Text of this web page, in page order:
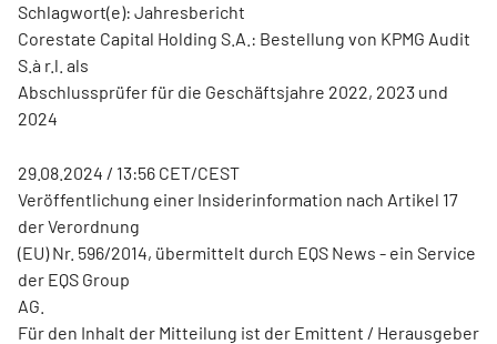
Schlagwort(e): Jahresbericht
Corestate Capital Holding S.A.: Bestellung von KPMG Audit
S.à r.l. als
Abschlussprüfer für die Geschäftsjahre 2022, 2023 und
2024
29.08.2024 / 13:56 CET/CEST
Veröffentlichung einer Insiderinformation nach Artikel 17
der Verordnung
(EU) Nr. 596/2014, übermittelt durch EQS News - ein Service
der EQS Group
AG.
Für den Inhalt der Mitteilung ist der Emittent / Herausgeber